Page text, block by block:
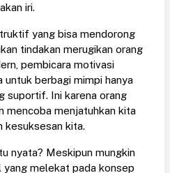
iri.
yang bisa mendorong
tindakan merugikan orang
pembicara motivasi
untuk berbagi mimpi hanya
suportif. Ini karena orang
mencoba menjatuhkan kita
kesuksesan kita.
nyata? Meskipun mungkin
yang melekat pada konsep